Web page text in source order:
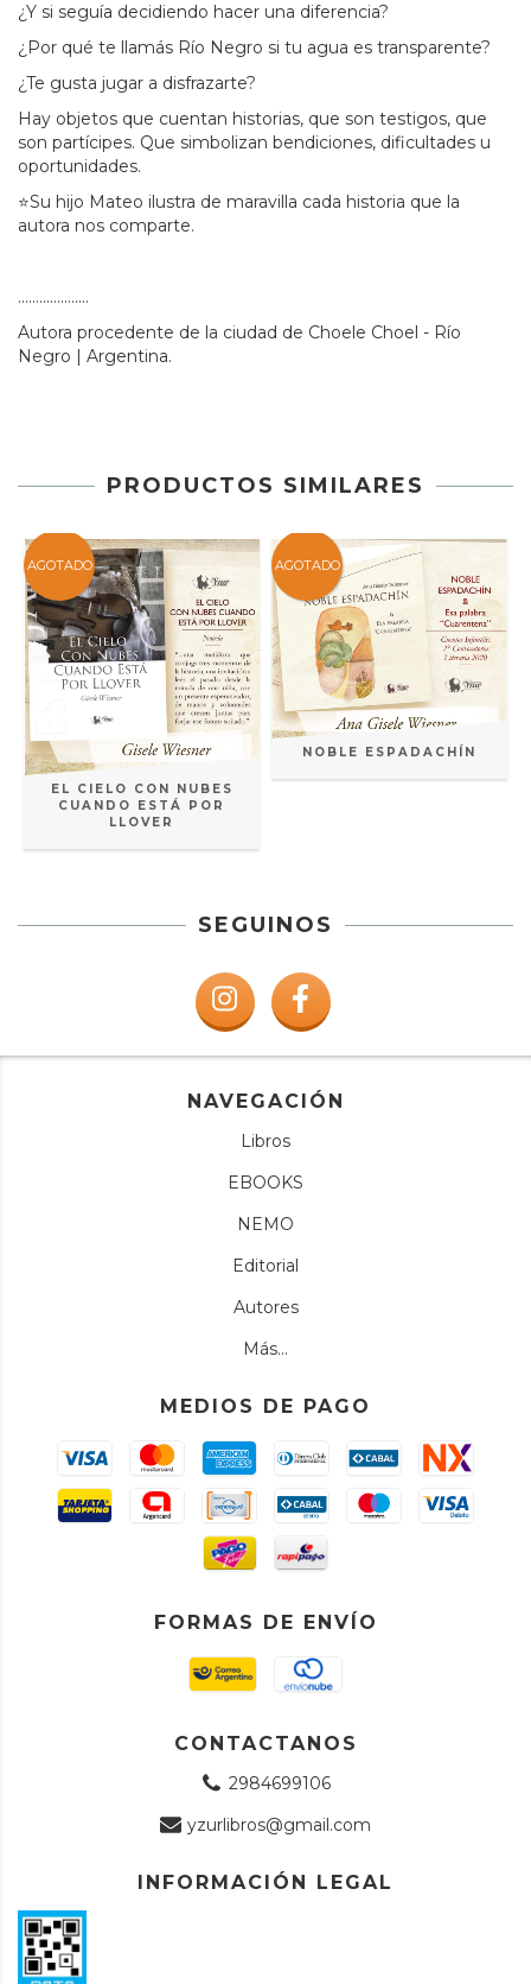
¿Y si seguía decidiendo hacer una diferencia?
¿Por qué te llamás Río Negro si tu agua es transparente?
¿Te gusta jugar a disfrazarte?
Hay objetos que cuentan historias, que son testigos, que
son partícipes. Que simbolizan bendiciones, dificultades u
oportunidades.
⭐Su hijo Mateo ilustra de maravilla cada historia que la
autora nos comparte.
....................
Autora procedente de la ciudad de Choele Choel - Río
Negro | Argentina.
PRODUCTOS SIMILARES
AGOTADO
EL CIELO CON NUBES
CUANDO ESTÁ POR
LLOVER
AGOTADO
NOBLE ESPADACHÍN
SEGUINOS
NAVEGACIÓN
Libros
EBOOKS
NEMO
Editorial
Autores
Más...
MEDIOS DE PAGO
FORMAS DE ENVÍO
CONTACTANOS
2984699106
yzurlibros@gmail.com
INFORMACIÓN LEGAL